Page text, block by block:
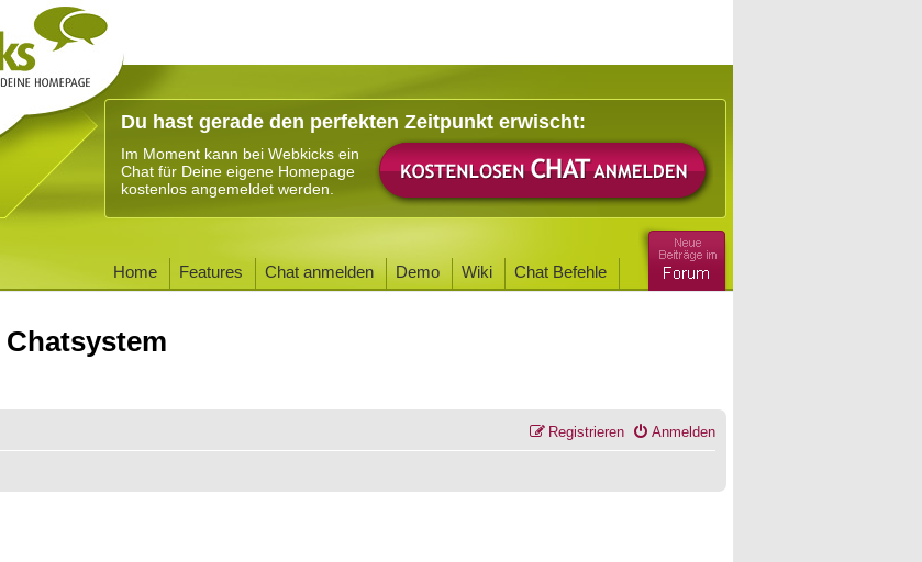
Du hast gerade den perfekten Zeitpunkt erwischt:
Im Moment kann bei Webkicks ein
Chat für Deine eigene Homepage
kostenlos angemeldet werden.
Home Features Chat anmelden Demo Wiki Chat Befehle
Chatsystem
Anmelden
Registrieren